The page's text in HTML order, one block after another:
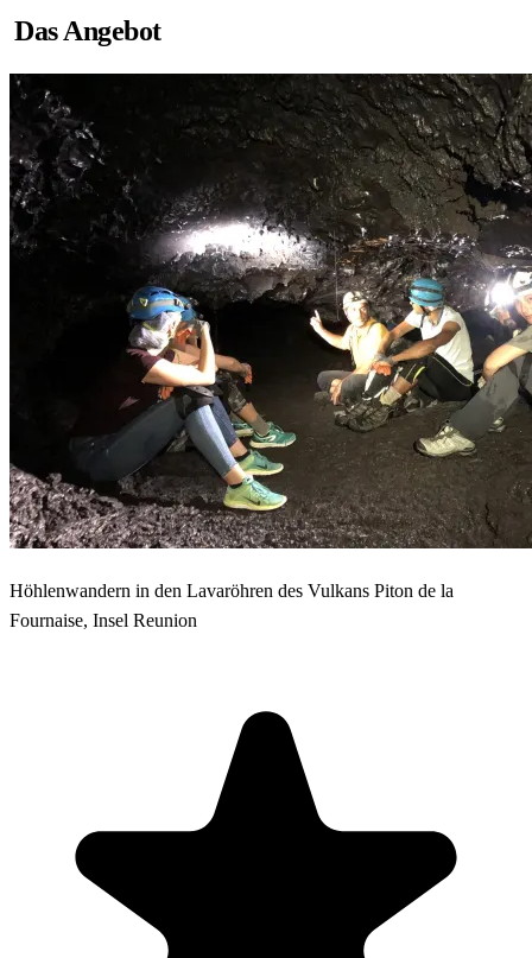
Das Angebot
Höhlenwandern in den Lavaröhren des Vulkans Piton de la
Fournaise, Insel Reunion